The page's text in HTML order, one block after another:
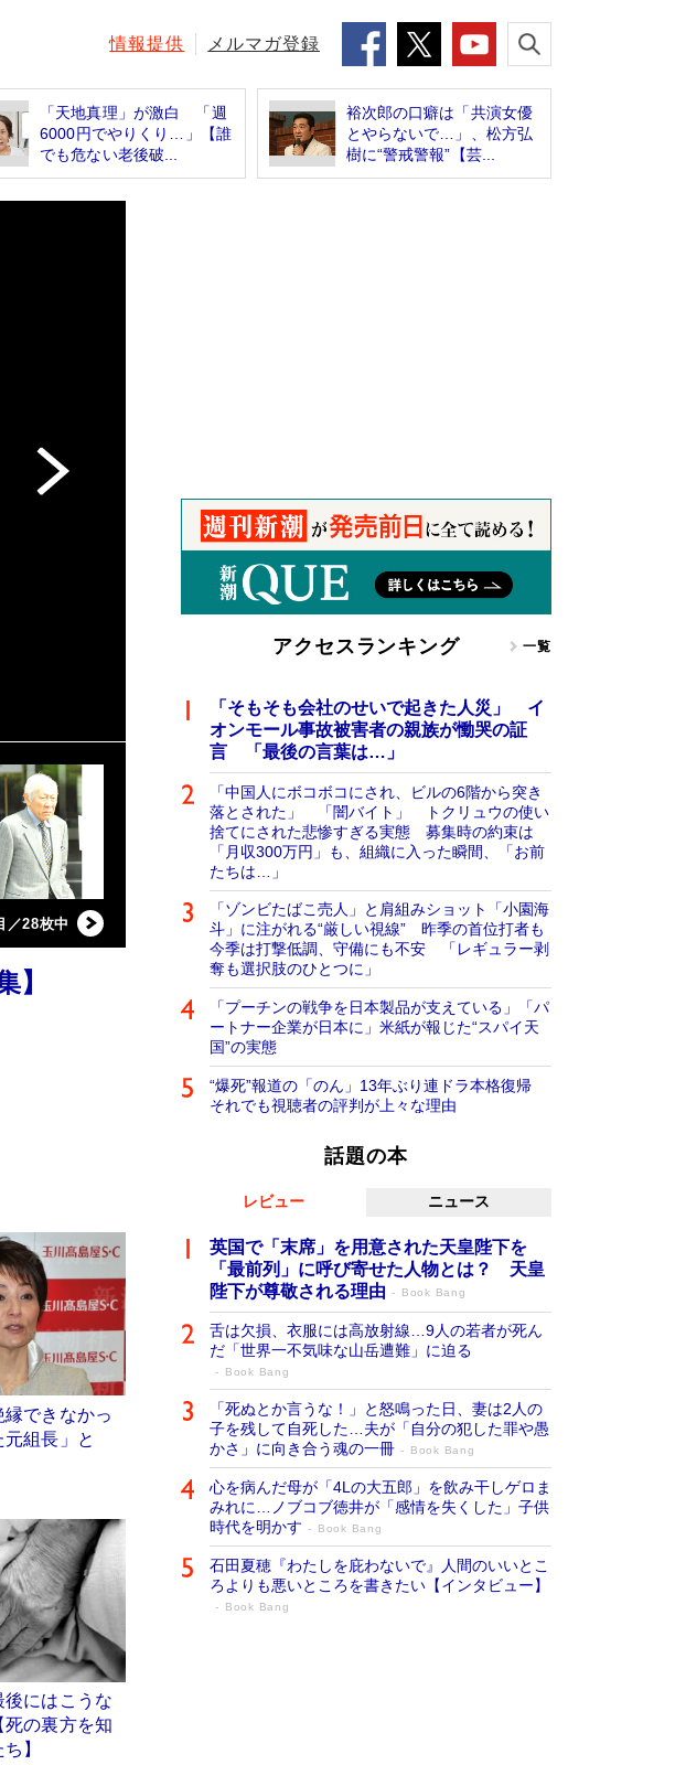
情報提供 メルマガ登録
「天地真理」が激白 「週
6000円でやりくり…」【誰
でも危ない老後破...
裕次郎の口癖は「共演女優
とやらないで…」、松方弘
樹に“警戒警報”【芸...
／28枚中
】
できなかっ
組長」と
後にはこうな
の裏方を知
】
アクセスランキング 一覧
「そもそも会社のせいで起きた人災」 イ
オンモール事故被害者の親族が慟哭の証
言 「最後の言葉は…」
「中国人にボコボコにされ、ビルの6階から突き
落とされた」 「闇バイト」 トクリュウの使い
捨てにされた悲惨すぎる実態 募集時の約束は
「月収300万円」も、組織に入った瞬間、「お前
たちは…」
「ゾンビたばこ売人」と肩組みショット「小園海
斗」に注がれる“厳しい視線” 昨季の首位打者も
今季は打撃低調、守備にも不安 「レギュラー剥
奪も選択肢のひとつに」
「プーチンの戦争を日本製品が支えている」「パ
ートナー企業が日本に」米紙が報じた“スパイ天
国”の実態
“爆死”報道の「のん」13年ぶり連ドラ本格復帰
それでも視聴者の評判が上々な理由
話題の本
レビュー ニュース
英国で「末席」を用意された天皇陛下を
「最前列」に呼び寄せた人物とは？ 天皇
陛下が尊敬される理由
Book Bang
舌は欠損、衣服には高放射線…9人の若者が死ん
だ「世界一不気味な山岳遭難」に迫る
Book Bang
「死ぬとか言うな！」と怒鳴った日、妻は2人の
子を残して自死した…夫が「自分の犯した罪や愚
かさ」に向き合う魂の一冊
Book Bang
心を病んだ母が「4Lの大五郎」を飲み干しゲロま
みれに…ノブコブ徳井が「感情を失くした」子供
時代を明かす
Book Bang
石田夏穂『わたしを庇わないで』人間のいいとこ
ろよりも悪いところを書きたい【インタビュー】
Book Bang